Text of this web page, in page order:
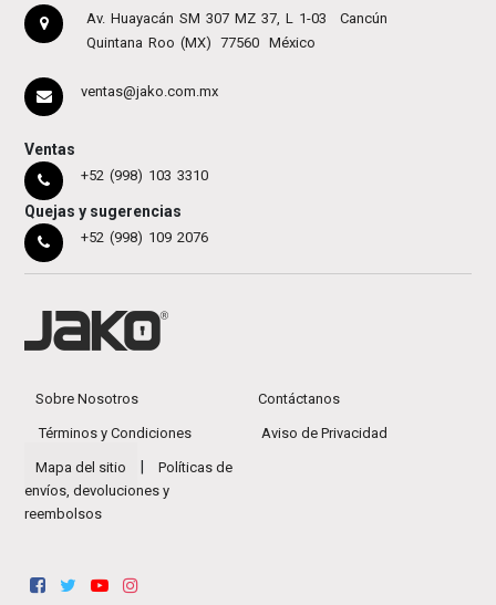
Av. Huayacán SM 307 MZ 37, L 1-03
Cancún
Quintana Roo (MX)
77560 México
ventas@jako.com.mx
Ventas
+52 (998) 103 3310
Quejas y sugerencias
+52 (998) 109 2076
Sobre Nosotros Contáctanos
Términos y Condiciones Aviso de Privacidad
Mapa del sitio
Políticas de
envíos, devoluciones y
reembolsos